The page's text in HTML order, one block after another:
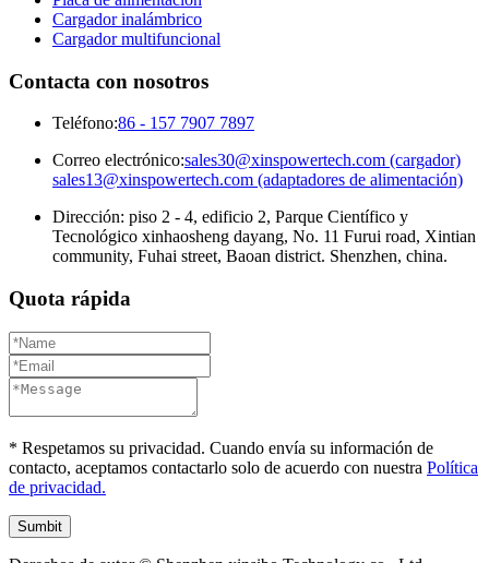
Cargador inalámbrico
Cargador multifuncional
Contacta con nosotros
Teléfono:86 - 157 7907 7897
Correo electrónico:sales30@xinspowertech.com (cargador)
sales13@xinspowertech.com (adaptadores de alimentación)
Dirección: piso 2 - 4, edificio 2, Parque Científico y
Tecnológico xinhaosheng dayang, No. 11 Furui road, Xintian
community, Fuhai street, Baoan district. Shenzhen, china.
Quota rápida
* Respetamos su privacidad. Cuando envía su información de
contacto, aceptamos contactarlo solo de acuerdo con nuestra Política
de privacidad.